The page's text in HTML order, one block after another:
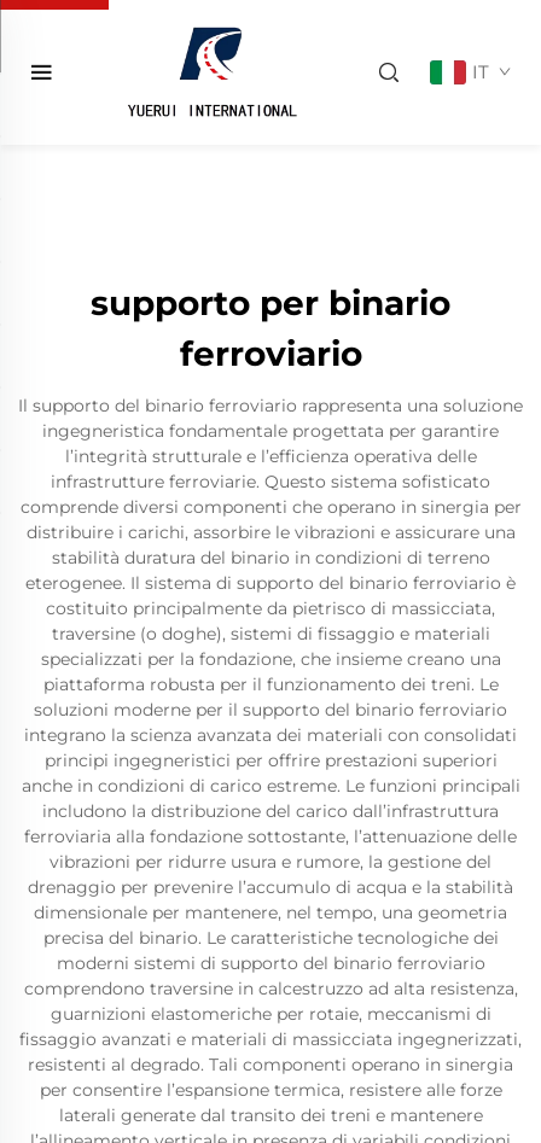
IT
supporto per binario
ferroviario
Il supporto del binario ferroviario rappresenta una soluzione
ingegneristica fondamentale progettata per garantire
l’integrità strutturale e l’efficienza operativa delle
infrastrutture ferroviarie. Questo sistema sofisticato
comprende diversi componenti che operano in sinergia per
distribuire i carichi, assorbire le vibrazioni e assicurare una
stabilità duratura del binario in condizioni di terreno
eterogenee. Il sistema di supporto del binario ferroviario è
costituito principalmente da pietrisco di massicciata,
traversine (o doghe), sistemi di fissaggio e materiali
specializzati per la fondazione, che insieme creano una
piattaforma robusta per il funzionamento dei treni. Le
soluzioni moderne per il supporto del binario ferroviario
integrano la scienza avanzata dei materiali con consolidati
principi ingegneristici per offrire prestazioni superiori
anche in condizioni di carico estreme. Le funzioni principali
includono la distribuzione del carico dall’infrastruttura
ferroviaria alla fondazione sottostante, l’attenuazione delle
vibrazioni per ridurre usura e rumore, la gestione del
drenaggio per prevenire l’accumulo di acqua e la stabilità
dimensionale per mantenere, nel tempo, una geometria
precisa del binario. Le caratteristiche tecnologiche dei
moderni sistemi di supporto del binario ferroviario
comprendono traversine in calcestruzzo ad alta resistenza,
guarnizioni elastomeriche per rotaie, meccanismi di
fissaggio avanzati e materiali di massicciata ingegnerizzati,
resistenti al degrado. Tali componenti operano in sinergia
per consentire l’espansione termica, resistere alle forze
laterali generate dal transito dei treni e mantenere